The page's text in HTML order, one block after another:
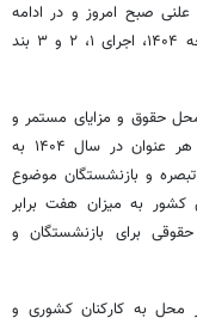
صبح امروز و در ادامه
تلفیق لایحه بودجه ۱۴۰۴، اجرای ۱، ۲ و ۳ بند
حقوق و مزایای مستمر و
غیرمستمر و ‏سایر پرداختی‌ها از هر محل و تحت هر عنوان در سال ۱۴۰۴ به
و بازنشستگان موضوع
کشور به میزان هفت برابر
برای ‏بازنشستگان و
‏محل به کارکنان کشوری و